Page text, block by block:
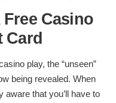
Casino
Card
play, the “unseen”
being revealed. When
that you’ll have to